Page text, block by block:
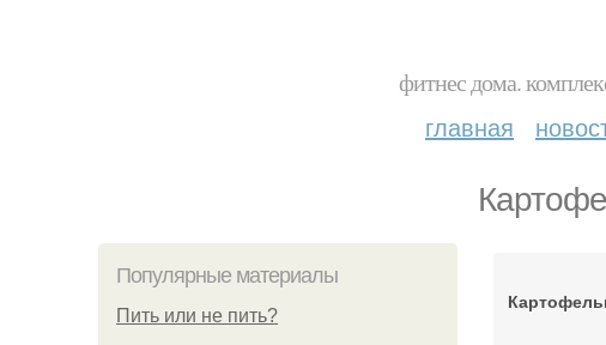
фитнес дома.
главная
Популярные материалы
Пить или не пить?